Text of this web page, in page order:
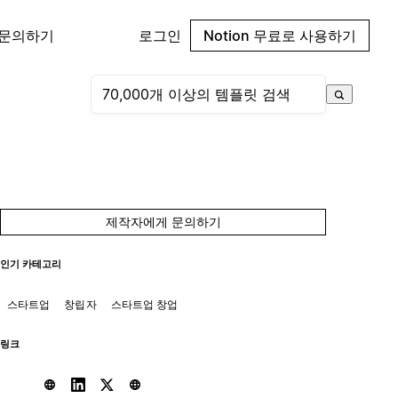
의하기 로그인 Notion 무료로 사용하기
제작자에게 문의하기
인기 카테고리
스타트업 창립자 스타트업 창업
링크